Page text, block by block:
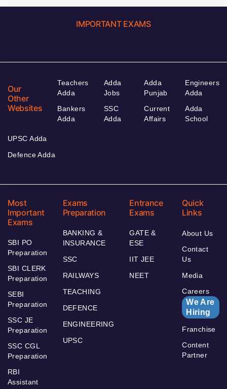
IMPORTANT EXAMS
Our
Other
Websites
Teachers
Adda
Bankers
Adda
Adda
Jobs
SSC
Adda
Adda
Punjab
Current
Affairs
Engineers
Adda
Adda
School
UPSC Adda
Defence Adda
Most
Important
Exams
SBI PO
Preparation
SBI CLERK
Preparation
SEBI
Preparation
SSC JE
Preparation
SSC CGL
Preparation
RBI
Assistant
Exams
Preparation
BANKING &
INSURANCE
SSC
RAILWAYS
TEACHING
DEFENCE
ENGINEERING
UPSC
Entrance
Exams
GATE &
ESE
IIT JEE
NEET
Quick
Links
About Us
Contact
Us
Media
Careers
We Are
Hiring
Franchise
Content
Partner